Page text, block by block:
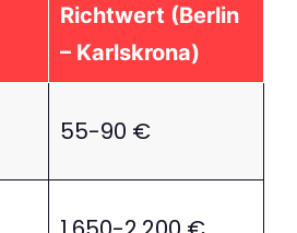
Richtwert (Berlin
– Karlskrona)
55-90 €